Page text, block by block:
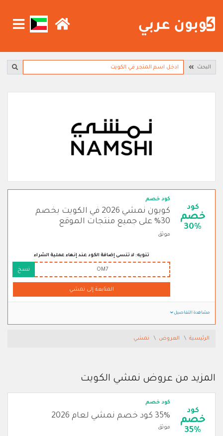
البحث
كود
خصم
30%
كود خصم
كوبون نمشي 2026 في الكويت بخصم
30% على جميع منتجات الموقع
موثق
تنويه: لا تنسى إضافة الكود عند إنهاء عملية الشراء
OM7 نسخ
المتابعة إلى نمشي
مشاهدة التفاصيل
الرئيسية العروض نمشي
المزيد من عروض نمشي الكويت
كود
خصم
35%
كود خصم
35% كود خصم نمشي لعام 2026
موثق